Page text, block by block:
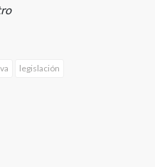
legislación